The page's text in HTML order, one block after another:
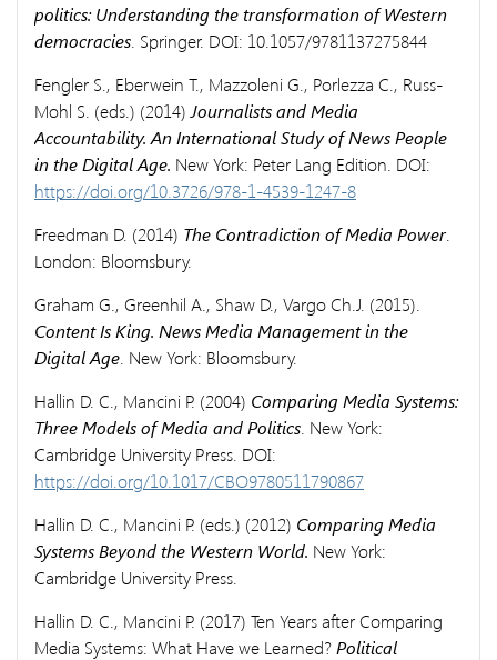
politics: Understanding the transformation of Western
democracies . Springer. DOI: 10.1057/9781137275844
Fengler S., Eberwein T., Mazzoleni G., Porlezza C., Russ-
Mohl S. (eds.) (2014) Journalists and Media
Accountability. An International Study of News People
in the Digital Age. New York: Peter Lang Edition. DOI:
https://doi.org/10.3726/978-1-4539-1247-8
Freedman D. (2014) The Contradiction of Media Power.
London: Bloomsbury.
Graham G., Greenhil A., Shaw D., Vargo Ch.J. (2015).
Content Is King. News Media Management in the
Digital Age . New York: Bloomsbury.
Hallin D. C., Mancini P. (2004) Comparing Media Systems:
Three Models of Media and Politics . New York:
Cambridge University Press. DOI:
https://doi.org/10.1017/CBO9780511790867
Hallin D. C., Mancini P. (eds.) (2012) Comparing Media
Systems Beyond the Western World. New York:
Cambridge University Press.
Hallin D. C., Mancini P. (2017) Ten Years after Comparing
Media Systems: What Have we Learned?Political